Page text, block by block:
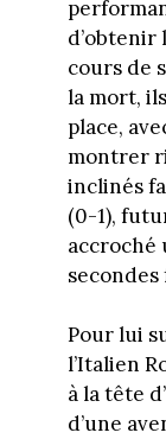
d’obtenir
cours de
la mort,
place,
montrer
inclinés
(0-1),
accroché
secondes
Pour lui
l’Italien
à la tête
d’une